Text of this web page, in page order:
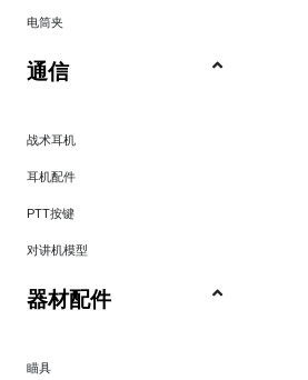
电筒夹
通信
战术耳机
耳机配件
PTT按键
对讲机模型
器材配件
瞄具